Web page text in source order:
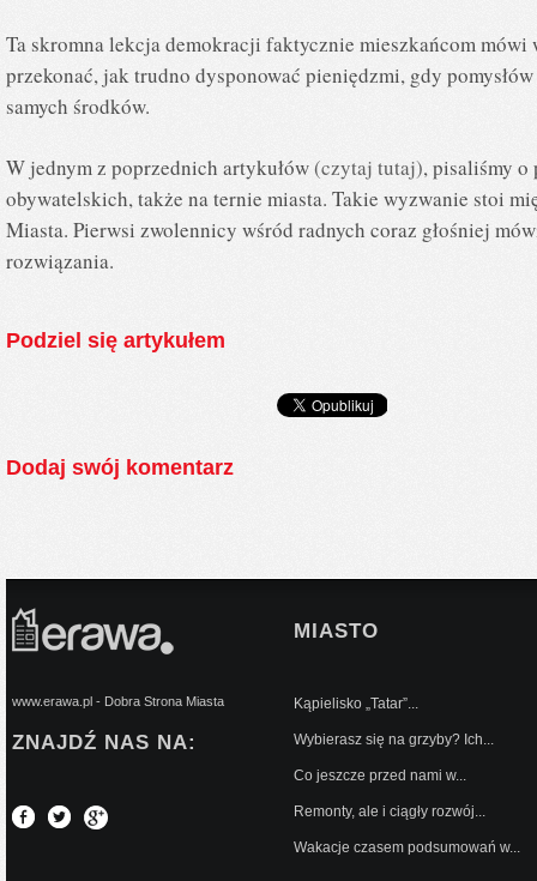
Ta skromna lekcja demokracji faktycznie mieszkańcom mówi
przekonać, jak trudno dysponować pieniędzmi, gdy
samych środków.
W jednym z poprzednich artykułów(czytaj tutaj), pisaliśmy
obywatelskich, także na ternie miasta. Takie wyzwanie stoi
Miasta. Pierwsi zwolennicy wśród radnych coraz głośniej
rozwiązania.
Podziel się artykułem
Dodaj swój komentarz
www.erawa.pl - Dobra Strona Miasta
ZNAJDŹ NAS NA:
MIASTO
Kąpielisko „Tatar”...
Wybierasz się na grzyby? Ich...
Co jeszcze przed nami w...
Remonty, ale i ciągły rozwój...
Wakacje czasem podsumowań w...